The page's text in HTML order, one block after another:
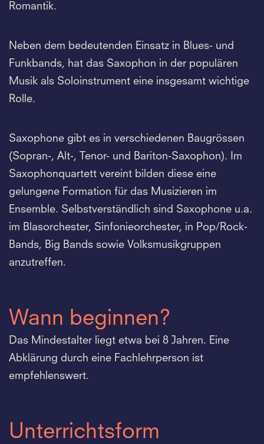
Romantik.
Neben dem bedeutenden Einsatz in Blues- und
Funkbands, hat das Saxophon in der populären
Musik als Soloinstrument eine insgesamt wichtige
Rolle.
Saxophone gibt es in verschiedenen Baugrössen
(Sopran-, Alt-, Tenor- und Bariton-Saxophon). Im
Saxophonquartett vereint bilden diese eine
gelungene Formation für das Musizieren im
Ensemble. Selbstverständlich sind Saxophone u.a.
im Blasorchester, Sinfonieorchester, in Pop/Rock-
Bands, Big Bands sowie Volksmusikgruppen
anzutreffen.
Wann beginnen?
Das Mindestalter liegt etwa bei 8 Jahren. Eine
Abklärung durch eine Fachlehrperson ist
empfehlenswert.
Unterrichtsform